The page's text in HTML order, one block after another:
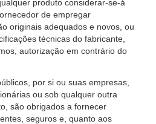
produto considerar-se-á
de empregar
originais adequados e novos, ou
técnicas do fabricante,
autorização em contrário do
por si ou suas empresas,
ou sob qualquer outra
são obrigados a fornecer
seguros e, quanto aos